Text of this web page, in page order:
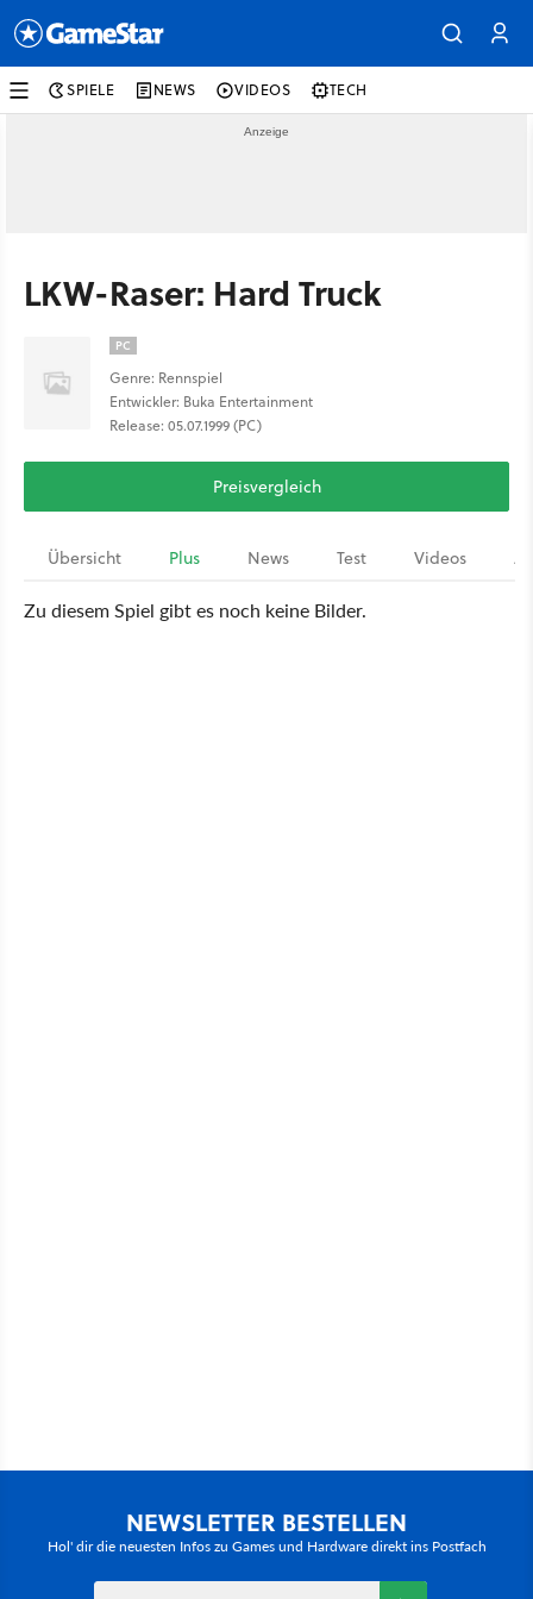
SPIELE NEWS VIDEOS TECH
LKW-Raser: Hard Truck
PC
Genre: Rennspiel
Entwickler: Buka Entertainment
Release: 05.07.1999 (PC)
Preisvergleich
Übersicht Plus News Test Videos
Zu diesem Spiel gibt es noch keine Bilder.
NEWSLETTER BESTELLEN
Hol' dir die neuesten Infos zu Games und Hardware direkt ins Postfach